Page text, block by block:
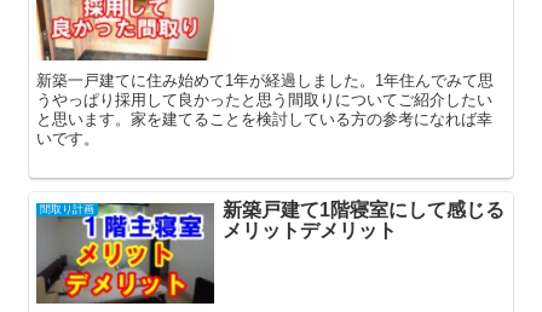
新築一戸建てに住み始めて1年が経過しました。1年住んでみて思
うやっぱり採用して良かったと思う間取りについてご紹介したい
と思います。家を建てることを検討している方の参考になれば幸
いです。
間取り計画
新築戸建て1階寝室にして感じる
メリットデメリット